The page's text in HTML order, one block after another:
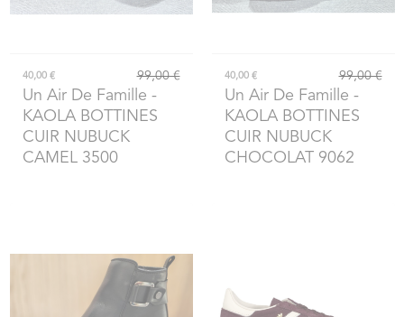
40,00 € 99,00 €
Un Air De Famille -
KAOLA BOTTINES
CUIR NUBUCK
CAMEL 3500
40,00 € 99,00 €
Un Air De Famille -
KAOLA BOTTINES
CUIR NUBUCK
CHOCOLAT 9062